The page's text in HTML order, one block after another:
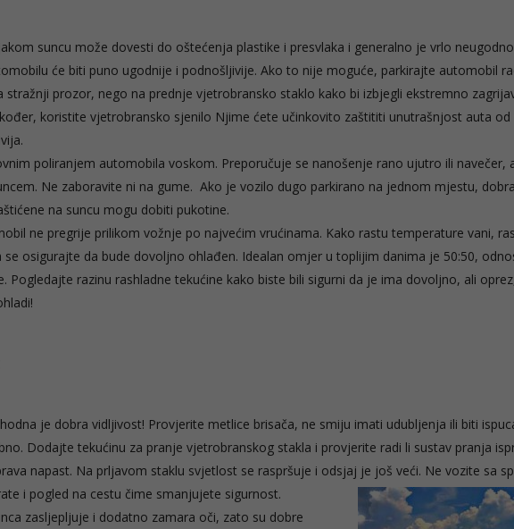
suncu može dovesti do oštećenja plastike i presvlaka i generalno je vrlo
će biti puno ugodnije i podnošljivije. Ako to nije moguće, parkirajte automobil
stražnji prozor, nego na prednje vjetrobransko staklo kako bi izbjegli ekstremno
koristite vjetrobransko sjenilo Njime ćete učinkovito zaštititi unutrašnjost auta od
poliranjem automobila voskom. Preporučuje se nanošenje rano ujutro ili navečer,
Ne zaboravite ni na gume. Ako je vozilo dugo parkirano na jednom mjestu,
na suncu mogu dobiti pukotine.
ne pregrije prilikom vožnje po najvećim vrućinama. Kako rastu temperature vani,
osigurajte da bude dovoljno ohlađen. Idealan omjer u toplijim danima je 50:50,
Pogledajte razinu rashladne tekućine kako biste bili sigurni da je ima dovoljno, ali
je dobra vidljivost! Provjerite metlice brisača, ne smiju imati udubljenja ili biti
Dodajte tekućinu za pranje vjetrobranskog stakla i provjerite radi li sustav pranja
napast. Na prljavom staklu svjetlost se raspršuje i odsjaj je još veći. Ne vozite sa
i pogled na cestu čime smanjujete sigurnost.
zasljepljuje i dodatno zamara oči, zato su dobre